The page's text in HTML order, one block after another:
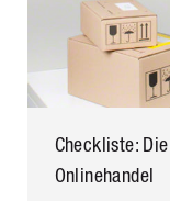
Checkliste:
Onlinehandel